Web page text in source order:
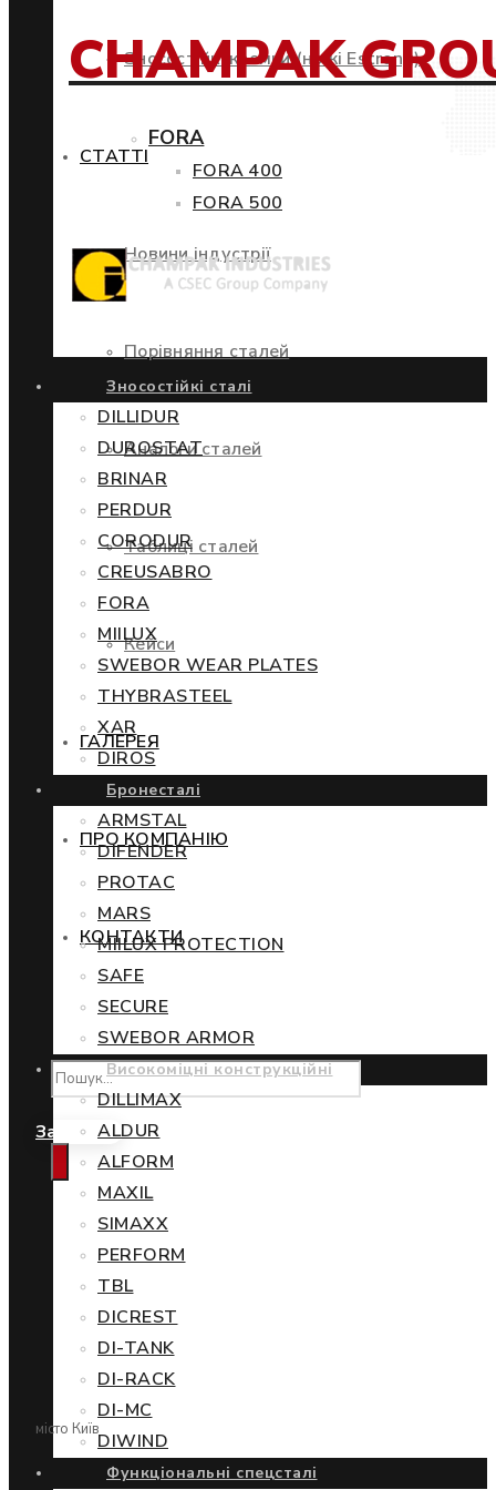
Зносостійкі кромки (ножі Estrong)
СТАТТІ
Новини індустрії
Порівняння сталей
Аналоги сталей
Таблиці сталей
Кейси
ГАЛЕРЕЯ
ПРО КОМПАНІЮ
КОНТАКТИ
Замовити
місто Київ
CHAMPAK
FORA
FORA 400
FORA 500
Зносостійкі сталі
DILLIDUR
DUROSTAT
BRINAR
PERDUR
CORODUR
CREUSABRO
FORA
MIILUX
SWEBOR WEAR PLATES
THYBRASTEEL
XAR
DIROS
Бронесталі
ARMSTAL
DIFENDER
PROTAC
MARS
MIILUX PROTECTION
SAFE
SECURE
SWEBOR ARMOR
Високоміцні конструкційні
DILLIMAX
ALDUR
ALFORM
MAXIL
SIMAXX
PERFORM
TBL
DICREST
DI-TANK
DI-RACK
DI-MC
DIWIND
Функціональні спецсталі